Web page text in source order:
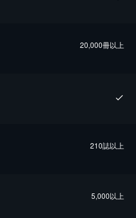
20,000冊以上
210誌以上
5,000以上